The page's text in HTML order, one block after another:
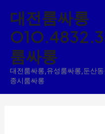
뛰
대전룸싸롱
룸싸롱
대전룸싸롱,유성룸싸롱,둔산
종시룸싸롱